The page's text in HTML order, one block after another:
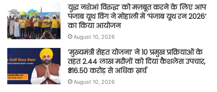
युद्ध नशेआं विरुद्ध’ को मज़बूत करने के लिए आप
पंजाब यूथ विंग ने मोहाली में ‘पंजाब यूथ रन 2026’
का किया आयोजन
August 10, 2026
’मुख्यमंत्री सेहत योजना’ ने 10 प्रमुख प्रक्रियाओं के
तहत 2.44 लाख मरीज़ों को दिया कैशलेस उपचार,
₹316.50 करोड़ से अधिक ख़र्च
August 10, 2026